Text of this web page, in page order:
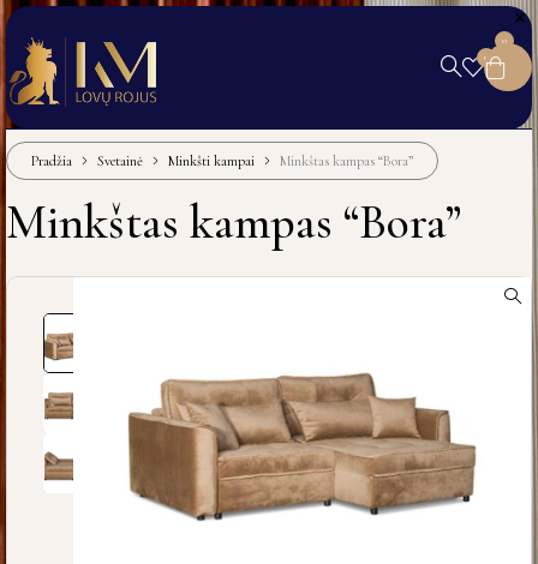
0
0
Pradžia Svetainė Minkšti kampai Minkštas kampas “Bora”
Minkštas kampas “Bora”